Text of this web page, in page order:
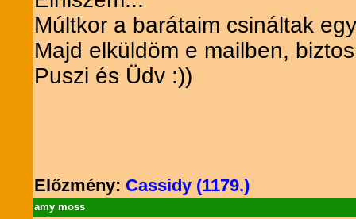
Múltkor a barátaim csináltak
Majd elküldöm e mailben,
Puszi és Üdv :))
Előzmény: Cassidy (1179.)
amy moss